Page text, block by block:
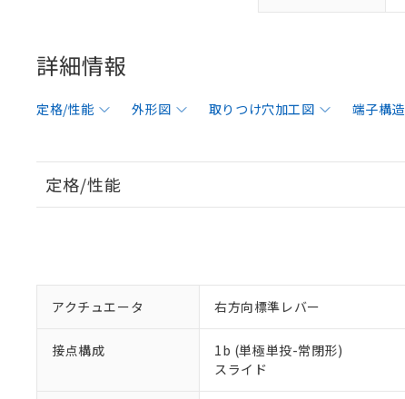
詳細情報
定格/性能 外形図 取りつけ穴加工図 端子構造
定格/性能
アクチュエータ 右方向標準レバー
接点構成
1b (単極単投-常閉形)
スライド